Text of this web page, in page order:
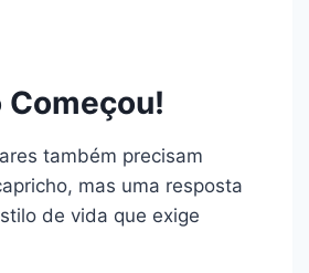
Começou!
também precisam
mas uma resposta
de vida que exige